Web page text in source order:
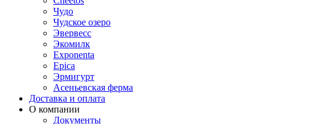
Чудо
Чудское озеро
Эвервесс
Экомилк
Exponenta
Epica
Эрмигурт
Асеньевская ферма
Доставка и оплата
О компании
Документы